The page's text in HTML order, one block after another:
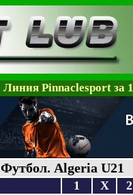
Линия Pinnaclesport за
Футбол. Algeria U21
1 X 2